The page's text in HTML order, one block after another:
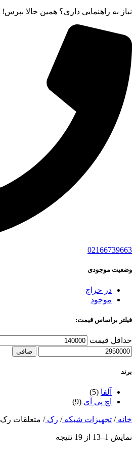
نیاز به راهنمایی داری؟ همین حالا بپرس!
02166739663
وضعیت موجودی
در حراج
موجود
فیلتر براساس قیمت:
حداقل قیمت
صافی
برند
آلفا (5)
اچ پی آی (9)
خانه/ تجهیزات شبکه/ رک/ متعلقات رک
نمایش 1–13 از 19 نتیجه